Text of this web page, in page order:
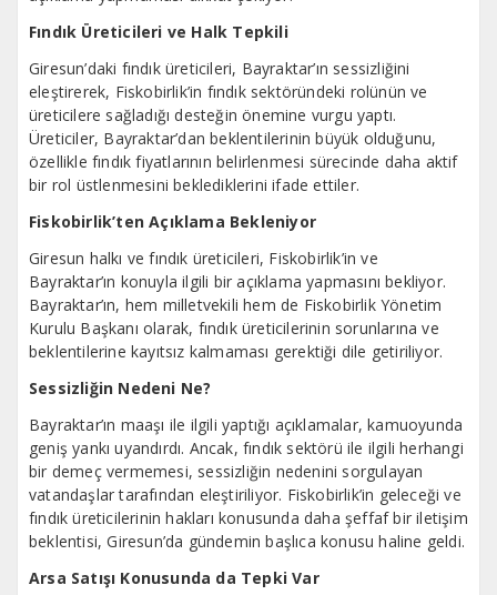
Fındık Üreticileri ve Halk Tepkili
Giresun’daki fındık üreticileri, Bayraktar’ın sessizliğini
eleştirerek, Fiskobirlik’in fındık sektöründeki rolünün ve
üreticilere sağladığı desteğin önemine vurgu yaptı.
Üreticiler, Bayraktar’dan beklentilerinin büyük olduğunu,
özellikle fındık fiyatlarının belirlenmesi sürecinde daha aktif
bir rol üstlenmesini beklediklerini ifade ettiler.
Fiskobirlik’ten Açıklama Bekleniyor
Giresun halkı ve fındık üreticileri, Fiskobirlik’in ve
Bayraktar’ın konuyla ilgili bir açıklama yapmasını bekliyor.
Bayraktar’ın, hem milletvekili hem de Fiskobirlik Yönetim
Kurulu Başkanı olarak, fındık üreticilerinin sorunlarına ve
beklentilerine kayıtsız kalmaması gerektiği dile getiriliyor.
Sessizliğin Nedeni Ne?
Bayraktar’ın maaşı ile ilgili yaptığı açıklamalar, kamuoyunda
geniş yankı uyandırdı. Ancak, fındık sektörü ile ilgili herhangi
bir demeç vermemesi, sessizliğin nedenini sorgulayan
vatandaşlar tarafından eleştiriliyor. Fiskobirlik’in geleceği ve
fındık üreticilerinin hakları konusunda daha şeffaf bir iletişim
beklentisi, Giresun’da gündemin başlıca konusu haline geldi.
Arsa Satışı Konusunda da Tepki Var